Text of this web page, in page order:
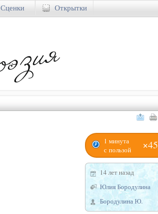
1 минута ×45
с пользой
14 лет назад
Юлия Бородулина
Бородулина Ю.
Сценки Открытки